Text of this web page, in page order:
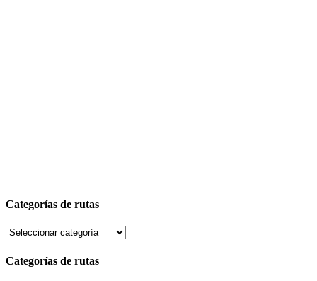
Categorías de rutas
Categorías de rutas